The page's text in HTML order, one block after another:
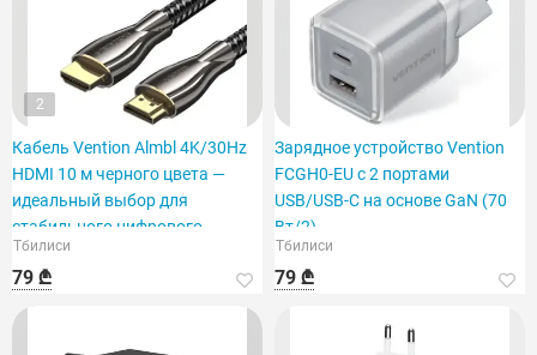
2
Кабель Vention Almbl 4K/30Hz
HDMI 10 м черного цвета —
идеальный выбор для
стабильного цифрового
сигнала.
Тбилиси
79 ₾
Зарядное устройство Vention
FCGH0-EU с 2 портами
USB/USB-C на основе GaN (70
Вт/2)
Тбилиси
79 ₾